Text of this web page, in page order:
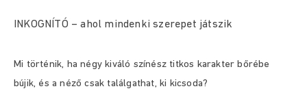
INKOGNÍTÓ – ahol mindenki szerepet játszik
Mi történik, ha négy kiváló színész titkos karakter bőrébe
bújik, és a néző csak találgathat, ki kicsoda?